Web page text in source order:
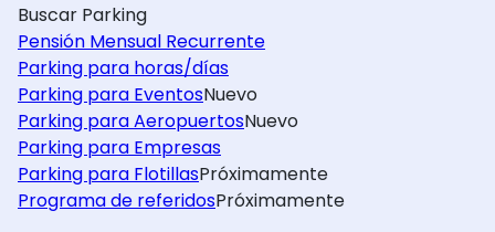
Buscar Parking
Pensión Mensual Recurrente
Parking para horas/días
Parking para EventosNuevo
Parking para AeropuertosNuevo
Parking para Empresas
Parking para FlotillasPróximamente
Programa de referidosPróximamente